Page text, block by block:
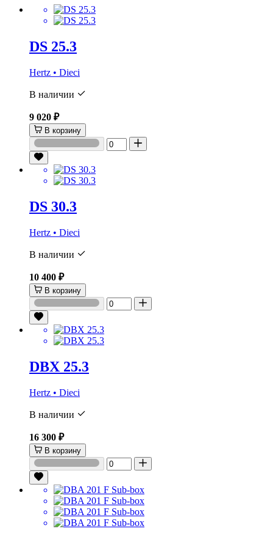
DS 25.3
Hertz • Dieci
В наличии
9 020 ₽
В корзину
DS 30.3
Hertz • Dieci
В наличии
10 400 ₽
В корзину
DBX 25.3
Hertz • Dieci
В наличии
16 300 ₽
В корзину